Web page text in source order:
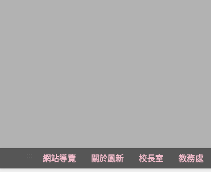
主
網站導覽 關於鳳新 校長室 教務處